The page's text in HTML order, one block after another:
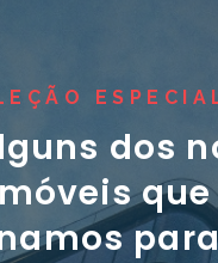
dos
que